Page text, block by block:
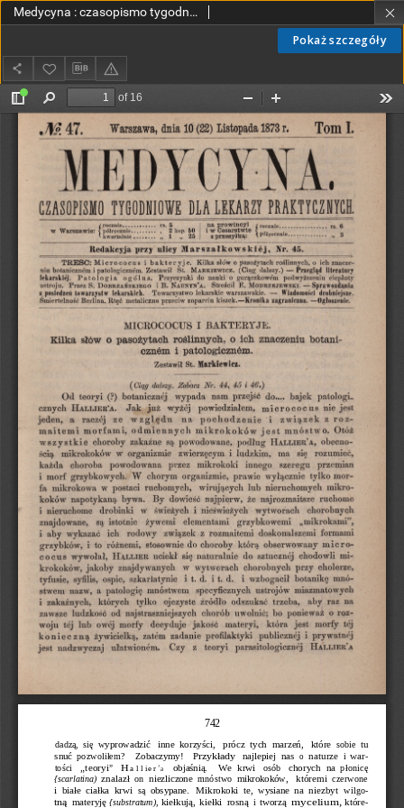
Pokaż szczegóły
Medycyna : czasopismo tygodniowe dla lekarzy praktycznych 1873, T. I, nr 47